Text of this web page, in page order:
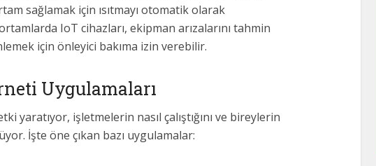
sağlamak için ısıtmayı otomatik olarak
IoT cihazları, ekipman arızalarını tahmin
için önleyici bakıma izin verebilir.
Uygulamaları
yaratıyor, işletmelerin nasıl çalıştığını ve bireylerin
İşte öne çıkan bazı uygulamalar: